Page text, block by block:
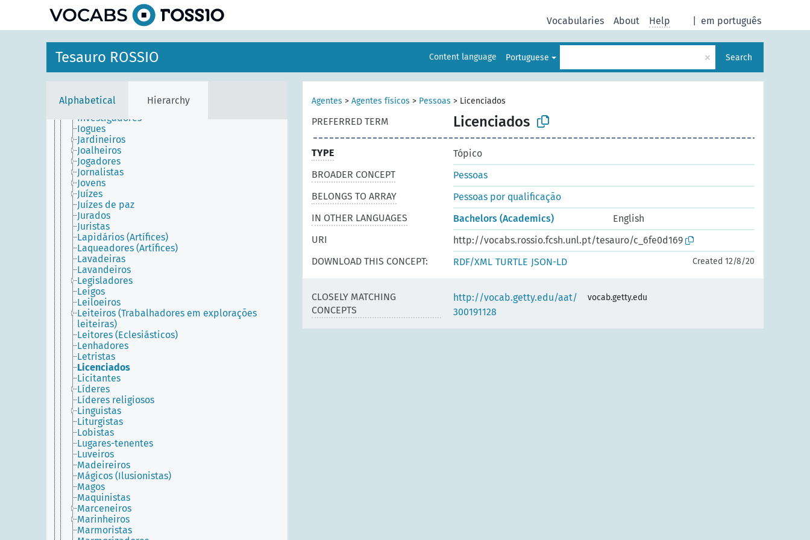
em português
Vocabularies About Help
Tesauro ROSSIO Content language Portuguese × Search
Alphabetical Hierarchy
Imigrantes
Importadores
Impressores
Incrustadores
Industriais
Informantes
Iniciados
Intelectuais
Inventores
Investidores
Investigadores
Iogues
Jardineiros
Joalheiros
Jogadores
Jornalistas
Jovens
Juízes
Juízes de paz
Jurados
Juristas
Lapidários (Artífices)
Laqueadores (Artífices)
Lavadeiras
Lavandeiros
Legisladores
Leigos
Leiloeiros
Leiteiros (Trabalhadores em explorações
leiteiras)
Leitores (Eclesiásticos)
Lenhadores
Letristas
Licenciados
Licitantes
Líderes
Líderes religiosos
Linguistas
Liturgistas
Lobistas
Lugares-tenentes
Luveiros
Madeireiros
Mágicos (Ilusionistas)
Magos
Maquinistas
Marceneiros
Marinheiros
Marmoristas
Agentes > Agentes físicos > Pessoas > Licenciados
PREFERRED TERM Licenciados
TYPE
Tópico
BROADER CONCEPT
Pessoas
BELONGS TO ARRAY
Pessoas por qualificação
IN OTHER LANGUAGES
Bachelors (Academics)
English
URI
http://vocabs.rossio.fcsh.unl.pt/tesauro/c_6fe0d169
DOWNLOAD THIS CONCEPT:
RDF/XML TURTLE JSON-LD Created 12/8/20
CLOSELY MATCHING
CONCEPTS
http://vocab.getty.edu/aat/
300191128
vocab.getty.edu